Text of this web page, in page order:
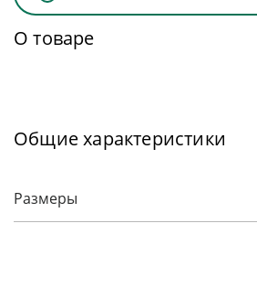
О товаре
Общие характеристики
Размеры